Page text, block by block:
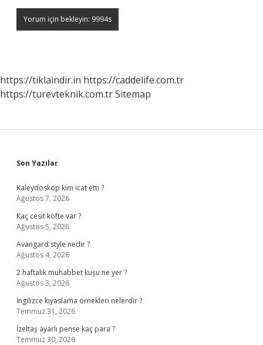
https://tiklaindir.in https://caddelife.com.tr
https://turevteknik.com.trSitemap
Sidebar
Son Yazılar
Kaleydoskop kim icat etti ?
Ağustos 7, 2026
Kaç cesit köfte var ?
Ağustos 5, 2026
Avangard style nedir ?
Ağustos 4, 2026
2 haftalık muhabbet kuşu ne yer ?
Ağustos 3, 2026
İngilizce kıyaslama örnekleri nelerdir ?
Temmuz 31, 2026
İzeltaş ayarlı pense kaç para ?
Temmuz 30, 2026